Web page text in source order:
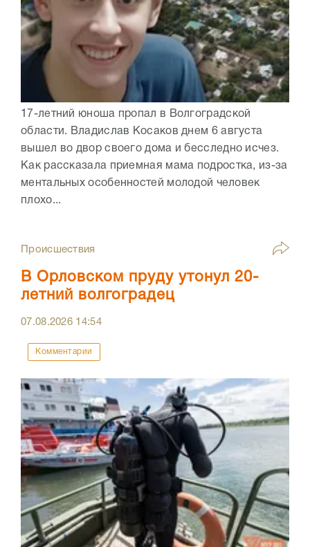
17-летний юноша пропал в Волгоградской
области. Владислав Косаков днем 6 августа
вышел во двор своего дома и бесследно исчез.
Как рассказала приемная мама подростка, из-за
ментальных особенностей молодой человек
плохо...
Происшествия
В Орловском пруду утонул 20-
летний волгоградец
07.08.2026 14:54
Комментарии